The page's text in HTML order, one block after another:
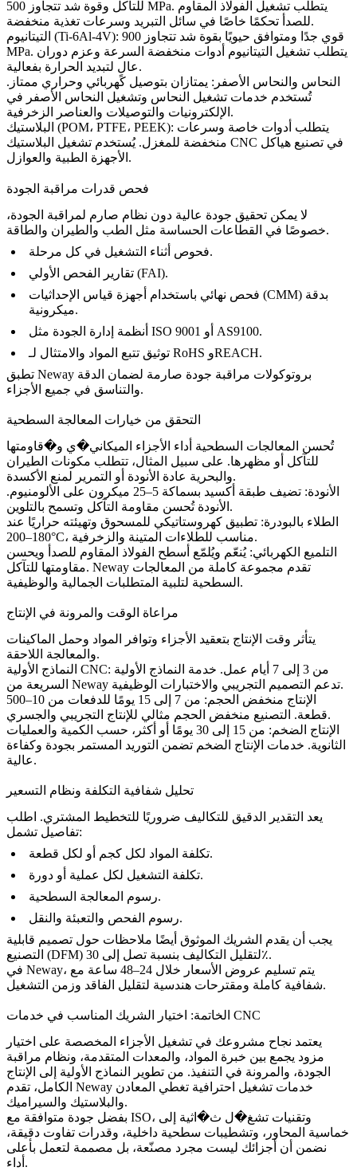
للتآكل وقوة شد تتجاوز 500 MPa. يتطلب تشغيل الفولاذ المقاوم
للصدأتحكمًا خاصًا في سائل التبريد وسرعات تغذية منخفضة.
التيتانيوم (Ti-6Al-4V): قوي جدًا ومتوافق حيويًا بقوة شد تتجاوز 900
MPa. يتطلب تشغيل التيتانيوم أدوات منخفضة السرعة وعزم دوران
عالٍ لتبديد الحرارة بفعالية.
النحاس والنحاس الأصفر: يمتازان بتوصيل كهربائي وحراري ممتاز.
تُستخدم خدمات تشغيل النحاس وتشغيل النحاس الأصفر في
الإلكترونيات والتوصيلات والعناصر الزخرفية.
البلاستيك (POM، PTFE، PEEK): يتطلب أدوات خاصة وسرعات
منخفضة للمغزل. يُستخدم تشغيل البلاستيك CNC
الأجهزة الطبية والعوازل.
فحص قدرات مراقبة الجودة
لا يمكن تحقيق جودة عالية دون نظام صارم لمراقبة الجودة،
خصوصًا في القطاعات الحساسة مثل الطب والطيران والطاقة.
فحوص أثناء التشغيل في كل مرحلة.
تقارير الفحص الأولي (FAI).
فحص نهائي باستخدام أجهزة قياس الإحداثيات (CMM) بدقة
ميكرونية.
أنظمة إدارة الجودة مثل ISO 9001 أو AS9100.
توثيق تتبع المواد والامتثال لـ RoHS وREACH.
Neway
والتناسق في جميع الأجزاء.
التحقق من خيارات المعالجة السطحية
تُحسن المعالجات السطحية أداء الأجزاء الميكاني�ي و�قاومتها
للتآكل أو مظهرها. على سبيل المثال، تتطلب مكونات الطيران
والبحرية عادة الأنودة أو التمرير لمنع الأكسدة.
الأنودة: تضيف طبقة أكسيد بسماكة 5–25 ميكرون على الألومنيوم.
الأنودة تُحسن مقاومة التآكل وتسمح بالتلوين.
الطلاء بالبودرة: تطبيق كهروستاتيكي للمسحوق وتهيئته حراريًا عند
180–200°C، مناسب للطلاءات المتينة والزخرفية.
التلميع الكهربائي: يُنعّم ويُلمّع أسطح الفولاذ المقاوم للصدأ ويحسن
مقاومتها للتآكل. Neway
السطحية لتلبية المتطلبات الجمالية والوظيفية.
مراعاة الوقت والمرونة في الإنتاج
يتأثر وقت الإنتاج بتعقيد الأجزاء وتوافر المواد وحمل الماكينات
والمعالجة اللاحقة.
النماذج الأولية CNC: من 3 إلى 7 أيام عمل.
خدمة النماذج الأولية
السريعة من Neway
تدعم التصميم التجريبي والاختبارات الوظيفية.
الإنتاج منخفض الحجم: من 7 إلى 15 يومًا للدفعات من 10–500
قطعة. التصنيع منخفض الحجم
مثالي للإنتاج التجريبي والجسري.
الإنتاج الضخم: من 15 إلى 30 يومًا أو أكثر، حسب الكمية والعمليات
الثانوية. خدمات الإنتاج الضخم تضمن التوريد المستمر بجودة وكفاءة
عالية.
تحليل شفافية التكلفة ونظام التسعير
يعد التقدير الدقيق للتكاليف ضروريًا للتخطيط المشتري. اطلب
تفاصيل تشمل:
تكلفة المواد لكل كجم أو لكل قطعة.
تكلفة التشغيل لكل عملية أو دورة.
رسوم المعالجة السطحية.
رسوم الفحص والتعبئة والنقل.
يجب أن يقدم الشريك الموثوق أيضًا ملاحظات حول تصميم قابلية
التصنيع (DFM)
لتقليل التكاليف بنسبة تصل إلى 30٪.
Neway، يتم تسليم عروض الأسعار خلال 24–48 ساعة مع
شفافية كاملة ومقترحات هندسية لتقليل الفاقد وزمن التشغيل.
الخاتمة: اختيار الشريك المناسب في خدمات CNC
يعتمد نجاح مشروعك في تشغيل الأجزاء المخصصة على اختيار
مزود يجمع بين خبرة المواد، والمعدات المتقدمة، ونظام مراقبة
الجودة، والمرونة في التنفيذ. من تطوير النماذج الأولية إلى الإنتاج
Neway
والبلاستيك والسيراميك.
بفضل جودة متوافقة مع ISO، وتقنيات تشغ�ل ث�اثية إلى
خماسية المحاور، وتشطيبات سطحية داخلية، وقدرات تفاوت دقيقة،
نضمن أن أجزائك ليست مجرد مصنّعة، بل مصممة لتعمل بأعلى
أداء .